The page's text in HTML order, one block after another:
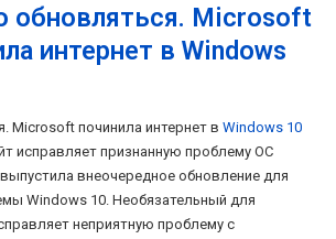
обновляться. Microsoft
интернет в Windows
Microsoft починила интернет в Windows 10
исправляет признанную проблему ОС
внеочередное обновление для
Windows 10. Необязательный для
неприятную проблему с